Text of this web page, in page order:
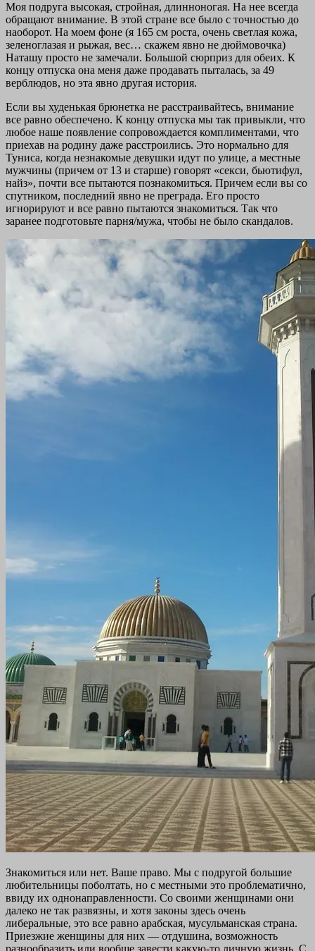
Моя подруга высокая, стройная, длинноногая. На нее всегда
обращают внимание. В этой стране все было с точностью до
наоборот. На моем фоне (я 165 см роста, очень светлая кожа,
зеленоглазая и рыжая, вес… скажем явно не дюймовочка)
Наташу просто не замечали. Большой сюрприз для обеих. К
концу отпуска она меня даже продавать пыталась, за 49
верблюдов, но эта явно другая история.
Если вы худенькая брюнетка не расстраивайтесь, внимание
все равно обеспечено. К концу отпуска мы так привыкли, что
любое наше появление сопровождается комплиментами, что
приехав на родину даже расстроились. Это нормально для
Туниса, когда незнакомые девушки идут по улице, а местные
мужчины (причем от 13 и старше) говорят «секси, бьютифул,
найз», почти все пытаются познакомиться. Причем если вы со
спутником, последний явно не преграда. Его просто
игнорируют и все равно пытаются знакомиться. Так что
заранее подготовьте парня/мужа, чтобы не было скандалов.
Знакомиться или нет. Ваше право. Мы с подругой большие
любительницы поболтать, но с местными это проблематично,
ввиду их однонаправленности. Со своими женщинами они
далеко не так развязны, и хотя законы здесь очень
либеральные, это все равно арабская, мусульманская страна.
Приезжие женщины для них — отдушина, возможность